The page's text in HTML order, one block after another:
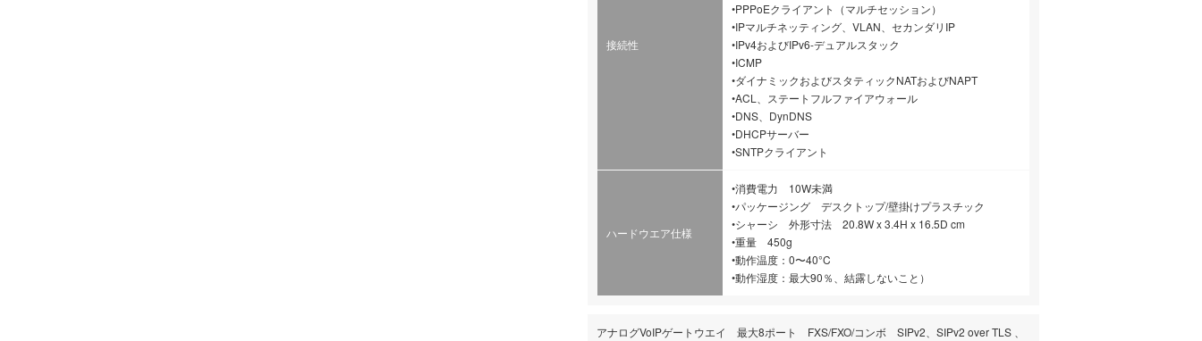
接続性
•PPPoEクライアント（マルチセッション）
•IPマルチネッティング、VLAN、セカンダリIP
•IPv4およびIPv6-デュアルスタック
•ICMP
•ダイナミックおよびスタティックNATおよびNAPT
•ACL、ステートフルファイアウォール
•DNS、DynDNS
•DHCPサーバー
•SNTPクライアント
ハードウエア仕様
•消費電力 10W未満
•パッケージング デスクトップ/壁掛けプラスチック
•シャーシ 外形寸法 20.8W x 3.4H x 16.5D cm
•重量 450g
•動作温度：0〜40°C
•動作湿度：最大90％、結露しないこと）
アナログVoIPゲートウエイ 最大8ポート FXS/FXO/コンボ SIPv2、SIPv2 over TLS 、